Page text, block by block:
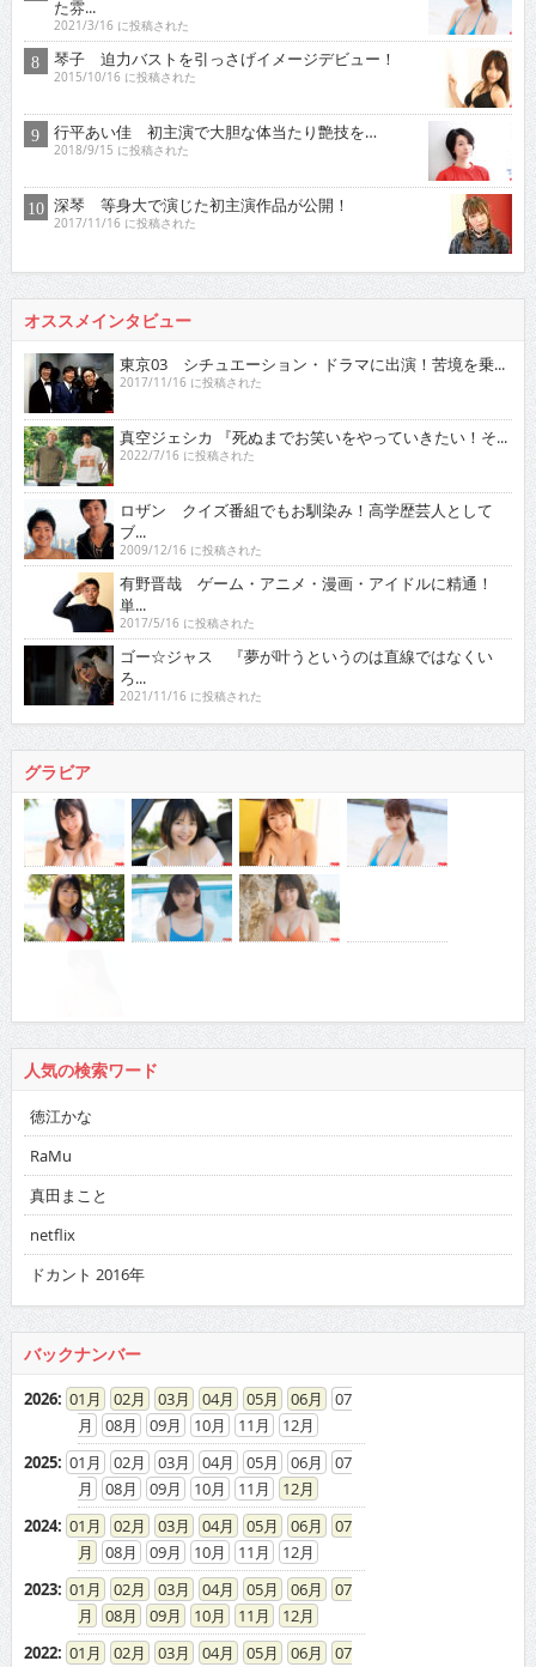
た雰...
2021/3/16 に投稿された
琴子 迫力バストを引っさげイメージデビュー！
2015/10/16 に投稿された
行平あい佳 初主演で大胆な体当たり艶技を…
2018/9/15 に投稿された
深琴 等身大で演じた初主演作品が公開！
2017/11/16 に投稿された
オススメインタビュー
東京03 シチュエーション・ドラマに出演！苦境を乗...
2017/11/16 に投稿された
真空ジェシカ 『死ぬまでお笑いをやっていきたい！そ...
2022/7/16 に投稿された
ロザン クイズ番組でもお馴染み！高学歴芸人として
ブ...
2009/12/16 に投稿された
有野晋哉 ゲーム・アニメ・漫画・アイドルに精通！
単...
2017/5/16 に投稿された
ゴー☆ジャス 『夢が叶うというのは直線ではなくい
ろ...
2021/11/16 に投稿された
グラビア
人気の検索ワード
徳江かな
RaMu
真田まこと
netflix
ドカント 2016年
バックナンバー
2026: 01 02 03 04 05 06
07
08
09 10 11
12
2025: 01 02 03 04 05 06
07
08
09 10 11
12
2024: 01 02 03 04 05 06
07
08
09 10 11
12
2023: 01 02 03 04 05 06
07
08
09 10 11
12
2022: 01 02 03 04 05 06
07